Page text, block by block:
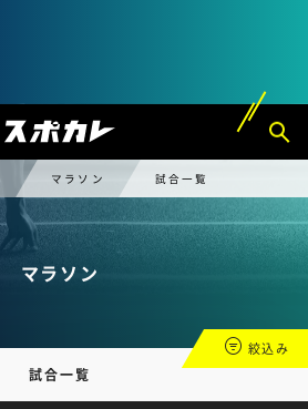
マラソン 試合一覧
マラソン
試合一覧
絞込み